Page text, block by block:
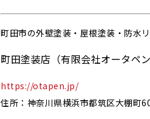
町田市の外壁塗装・屋根塗装・防水
町田塗装店（有限会社オータペン
https://otapen.jp/
住所：神奈川県横浜市都筑区大棚町